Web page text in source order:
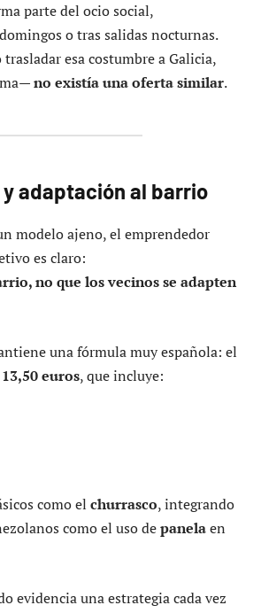
parte del ocio social,
o tras salidas nocturnas.
esa costumbre a Galicia,
no existía una oferta similar.
y adaptación al barrio
modelo ajeno, el emprendedor
es claro:
no que los vecinos se adapten
una fórmula muy española: el
euros, que incluye:
como el churrasco, integrando
como el uso depanelaen
evidencia una estrategia cada vez